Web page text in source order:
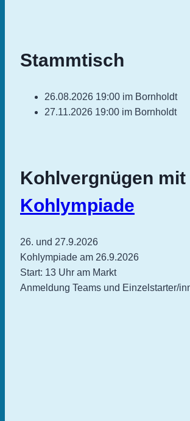
Stammtisch
26.08.2026 19:00 im Bornholdt
27.11.2026 19:00 im Bornholdt
Kohlvergnügen mit
Kohlympiade
26. und 27.9.2026
Kohlympiade am 26.9.2026
Start: 13 Uhr am Markt
Anmeldung Teams und Einzelstarter/